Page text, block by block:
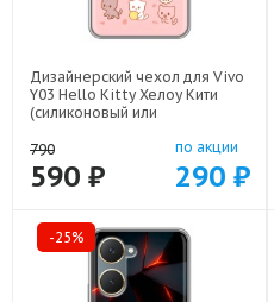
Дизайнерский чехол для Vivo
Y03 Hello Kitty Хелоу Кити
(силиконовый или
арт: 83104-22252
790
590 ₽
по акции
290 ₽
-25%